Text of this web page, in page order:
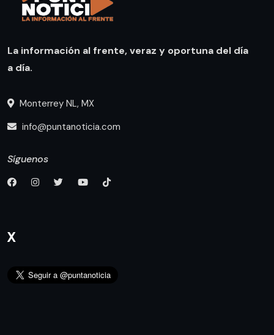
La información al frente, veraz y oportuna del día
a día.
Monterrey NL, MX
info@puntanoticia.com
Síguenos
X